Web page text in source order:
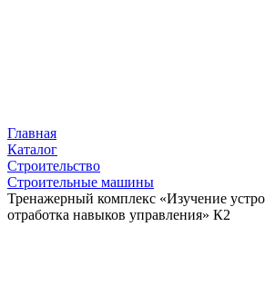
Главная
Каталог
Строительство
Строительные машины
Тренажерный комплекс «Изучение
отработка навыков управления» К2